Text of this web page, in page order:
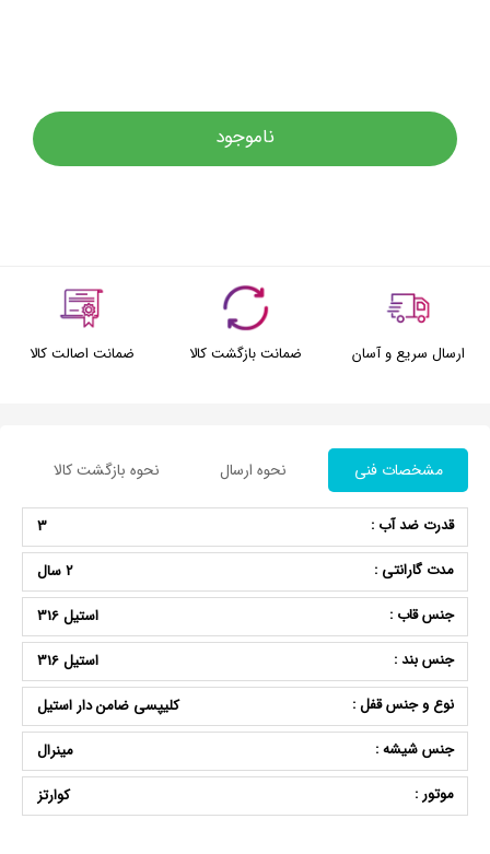
ناموجود
ارسال سریع و آسان ضمانت بازگشت کالا ضمانت اصالت کالا
مشخصات فنی نحوه ارسال نحوه بازگشت کالا
قدرت ضد آب :
3
مدت گارانتی :
2 سال
جنس قاب :
استیل 316
جنس بند :
استیل 316
نوع و جنس قفل :
کلیپسی ضامن دار استیل
جنس شیشه :
مینرال
موتور :
کوارتز